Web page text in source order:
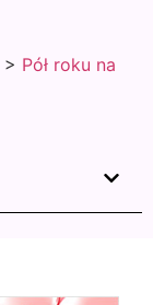
> Pół roku na